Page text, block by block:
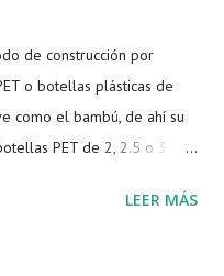
de construcción por
o botellas plásticas de
como el bambú, de ahí su
PET de 2, 2.5 o 3
distintos tipos de
LEER MÁS